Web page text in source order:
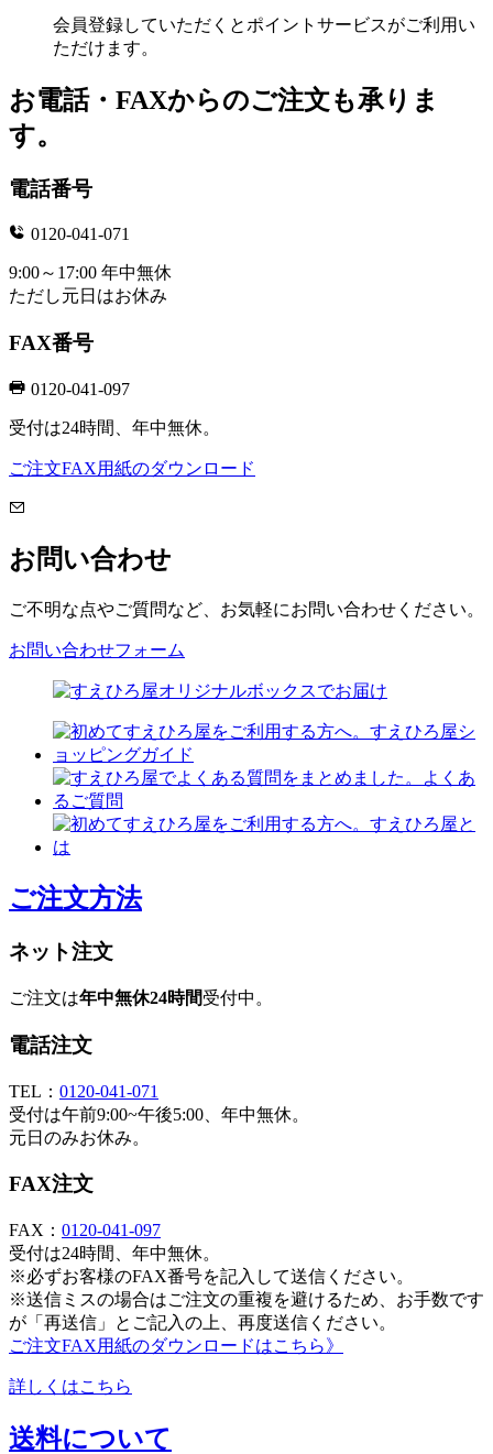
会員登録していただくとポイントサービスがご利用い
ただけます。
お電話・FAXからのご注文も承りま
す。
電話番号
0120-041-071
9:00～17:00 年中無休
ただし元日はお休み
FAX番号
0120-041-097
受付は24時間、年中無休。
ご注文FAX用紙のダウンロード
お問い合わせ
ご不明な点やご質問など、お気軽にお問い合わせください。
お問い合わせフォーム
ご注文方法
ネット注文
ご注文は年中無休24時間受付中。
電話注文
TEL： 0120-041-071
受付は午前9:00~午後5:00、年中無休。
元日のみお休み。
FAX注文
FAX： 0120-041-097
受付は24時間、年中無休。
※必ずお客様のFAX番号を記入して送信ください。
※送信ミスの場合はご注文の重複を避けるため、お手数です
が「再送信」とご記入の上、再度送信ください。
ご注文FAX用紙のダウンロードはこちら》
詳しくはこちら
送料について